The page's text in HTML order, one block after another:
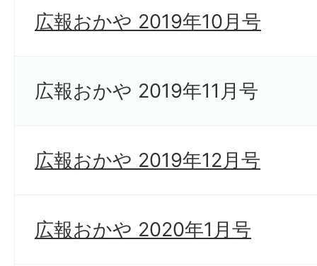
広報おかや 2019年10月号
広報おかや 2019年11月号
広報おかや 2019年12月号
広報おかや 2020年1月号